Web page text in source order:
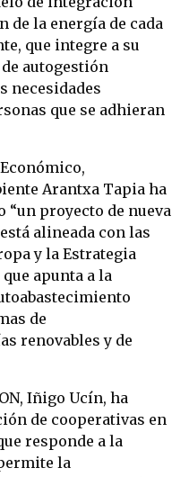
de la energía de cada
que integre a su
autogestión
necesidades
que se adhieran
Arantxa Tapia ha
proyecto de nueva
alineada con las
y la Estrategia
apunta a la
de
renovables y de
Iñigo Ucín, ha
de cooperativas en
responde a la
la